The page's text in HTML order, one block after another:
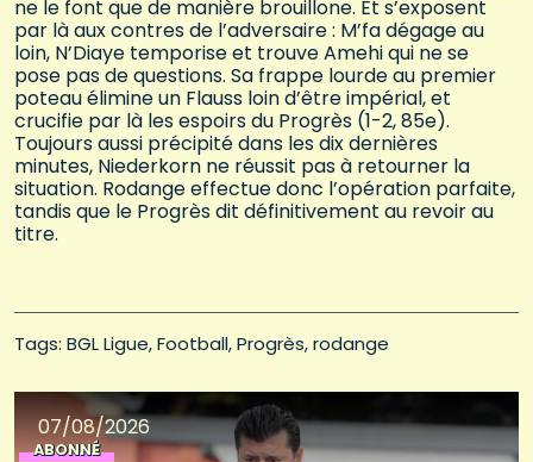
ne le font que de manière brouillone. Et s’exposent
par là aux contres de l’adversaire : M’fa dégage au
loin, N’Diaye temporise et trouve Amehi qui ne se
pose pas de questions. Sa frappe lourde au premier
poteau élimine un Flauss loin d’être impérial, et
crucifie par là les espoirs du Progrès (1-2, 85e).
Toujours aussi précipité dans les dix dernières
minutes, Niederkorn ne réussit pas à retourner la
situation. Rodange effectue donc l’opération parfaite,
tandis que le Progrès dit définitivement au revoir au
titre.
Tags: BGL Ligue Football Progrès rodange
07/08/2026
ABONNÉ